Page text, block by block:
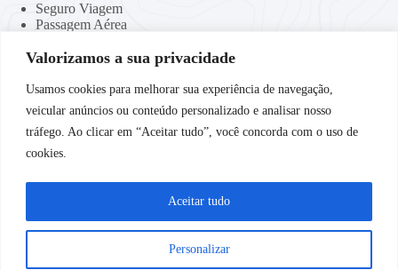
Valorizamos a sua privacidade
Usamos cookies para melhorar sua experiência de navegação,
veicular anúncios ou conteúdo personalizado e analisar nosso
tráfego. Ao clicar em “Aceitar tudo”, você concorda com o uso de
cookies.
Personalizar
Aceitar tudo
Seguro Viagem
Passagem Aérea
Locação de Malas
Companhias Aéreas
Links Importantes